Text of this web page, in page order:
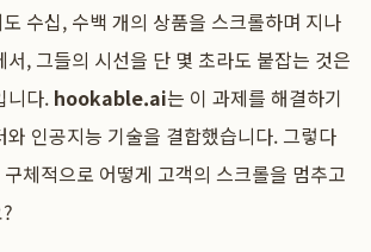
수십, 수백 개의 상품을 스크롤하며 지나
서, 그들의 시선을 단 몇 초라도 붙잡는 것은
니다. hookable.ai는 이 과제를 해결하기
와 인공지능 기술을 결합했습니다. 그렇다
체적으로 어떻게 고객의 스크롤을 멈추고